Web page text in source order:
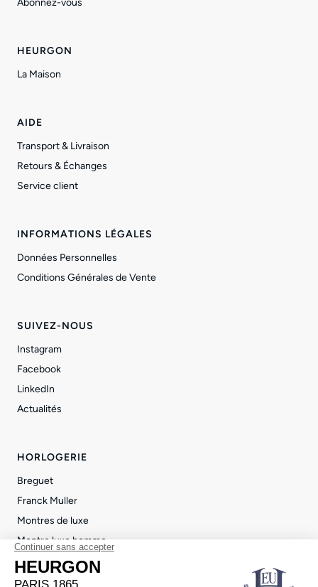
Abonnez-vous
HEURGON
La Maison
AIDE
Transport & Livraison
Retours & Échanges
Service client
INFORMATIONS LÉGALES
Données Personnelles
Conditions Générales de Vente
SUIVEZ-NOUS
Instagram
Facebook
LinkedIn
Actualités
HORLOGERIE
Breguet
Franck Muller
Montres de luxe
Montre luxe homme
Montre luxe femme